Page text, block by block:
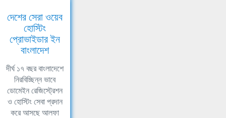
দেশের সেরা ওয়েব
হোস্টিং
প্রোভাইডার ইন
বাংলাদেশ
দীর্ঘ ১৭ বছর বাংলাদেশে
নিরবিচ্ছিন্ন ভাবে
ডোমেইন রেজিস্ট্রেশন
ও হোস্টিং সেবা প্রদান
করে আসছে আলফা